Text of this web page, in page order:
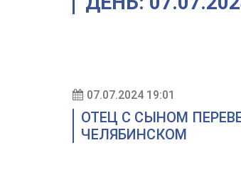
07.07.2024 19:01
ОТЕЦ С СЫНОМ
ЧЕЛЯБИНСКОМ